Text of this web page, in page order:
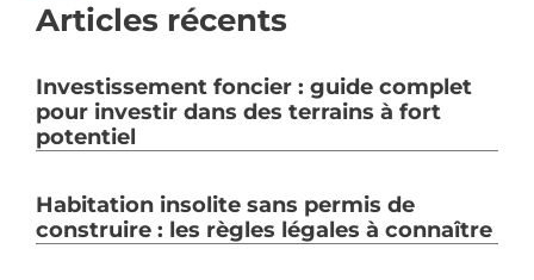
Articles récents
Investissement foncier : guide complet
pour investir dans des terrains à fort
potentiel
Habitation insolite sans permis de
construire : les règles légales à connaître